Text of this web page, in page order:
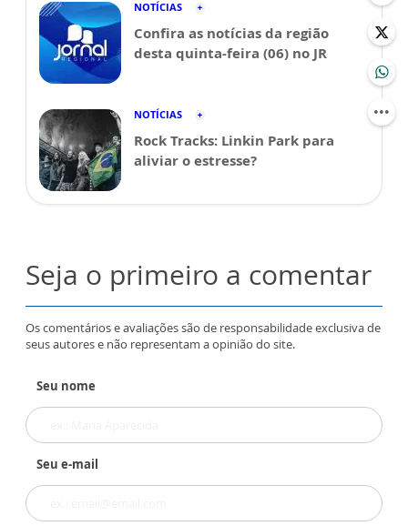
NOTÍCIAS
Confira as notícias da região
desta quinta-feira (06) no JR
NOTÍCIAS
Rock Tracks: Linkin Park para
aliviar o estresse?
Seja o primeiro a comentar
Os comentários e avaliações são de responsabilidade exclusiva de
seus autores e não representam a opinião do site.
Seu nome
Seu e-mail